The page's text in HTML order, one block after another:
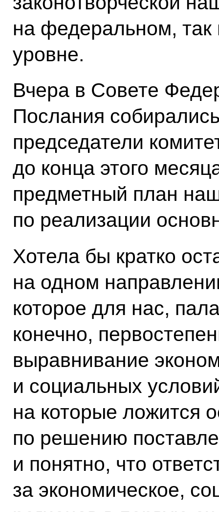
на федеральном, так
уровне.
Вчера в Совете
Послания
председатели
до конца этого
предметный план
по реализации
Хотела бы кратко
на одном
которое для нас,
конечно,
выравнивание
и социальных
на которые ложится
по решению
и понятно, что
за экономическое,